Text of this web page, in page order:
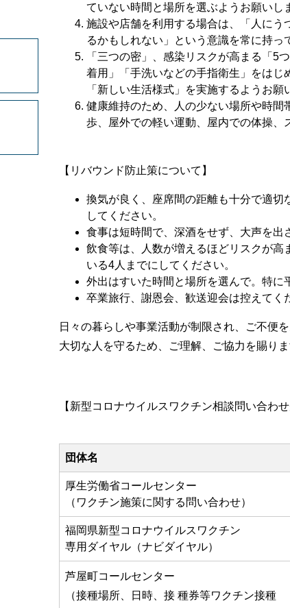
ていない時間と場所を選ぶようお願いし
施設や店舗を利用する場合は、「人に
るかもしれない」という意識を常に持っ
「三つの密」、感染リスクが高まる「5
着用」「手洗いなどの手指衛生」をはじ
「新しい生活様式」を実施するようお願
健康維持のため、人の少ない場所や時
歩、屋外での軽い運動、屋内での体操、
【リバウンド防止策について】
換気が良く、座席間の距離も十分で適
してください。
食事は短時間で、深酒をせず、大声を出
飲食等は、人数が増えるほどリスクが高
いる4人までにしてください。
外出はすいた時間と場所を選んで。特に
卒業旅行、謝恩会、歓送迎会は控えてく
日々の暮らしや事業活動が制限され、ご不便
大切な人を守るため、ご理解、ご協力を賜り
【新型コロナウイルスワクチン相談問い合わせ
団体名
厚生労働省コールセンター
（ワクチン施策に関する問い合わせ）
福岡県新型コロナウイルスワクチン
専用ダイヤル（ナビダイヤル）
芦屋町コールセンター
（接種場所、日時、接 種券等ワクチン接種